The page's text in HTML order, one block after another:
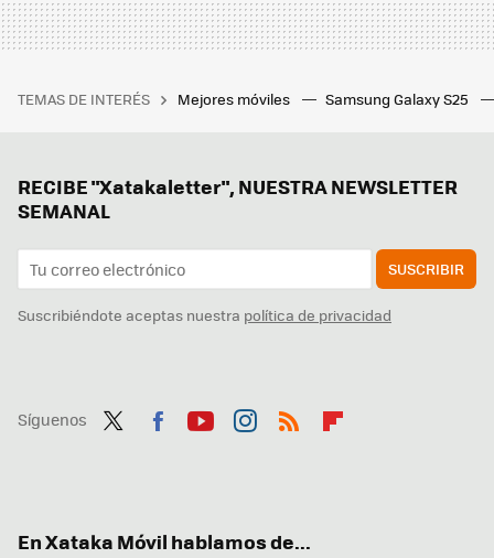
TEMAS DE INTERÉS Mejores móviles Samsung Galaxy S25
RECIBE "Xatakaletter", NUESTRA NEWSLETTER
SEMANAL
SUSCRIBIR
Suscribiéndote aceptas nuestra política de privacidad
Síguenos
En Xataka Móvil hablamos de...